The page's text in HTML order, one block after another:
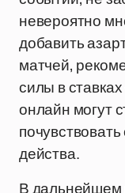
невероятно
добавить
матчей,
силы в
онлайн могут
действа.
В дальнейшем